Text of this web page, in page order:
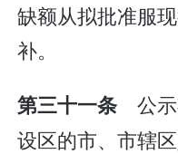
缺额从拟批准服
补。
第三十一条 公示
设区的市、市辖